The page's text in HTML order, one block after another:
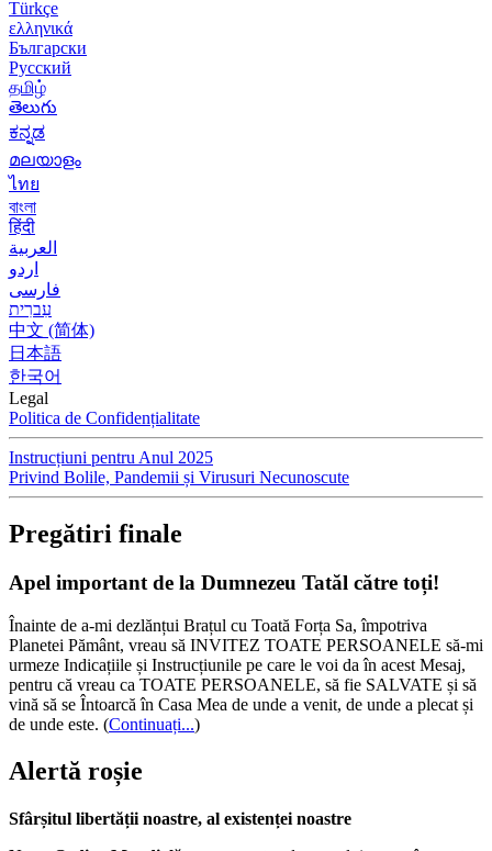
Türkçe
ελληνικά
Български
Русский
தமிழ்
తెలుగు
ಕನ್ನಡ
മലയാളം
ไทย
বাংলা
हिंदी
العربية
اردو
فارسی
עִברִית
中文 (简体)
日本語
한국어
Legal
Politica de Confidențialitate
Instrucțiuni pentru Anul 2025
Privind Bolile, Pandemii și Virusuri Necunoscute
Pregătiri finale
Apel important de la Dumnezeu Tatăl către toți!
Înainte de a-mi dezlănțui Brațul cu Toată Forța Sa, împotriva
Planetei Pământ, vreau să INVITEZ TOATE PERSOANELE să-mi
urmeze Indicațiile și Instrucțiunile pe care le voi da în acest Mesaj,
pentru că vreau ca TOATE PERSOANELE, să fie SALVATE și să
vină să se Întoarcă în Casa Mea de unde a venit, de unde a plecat și
de unde este. (Continuați...)
Alertă roșie
Sfârșitul libertății noastre, al existenței noastre